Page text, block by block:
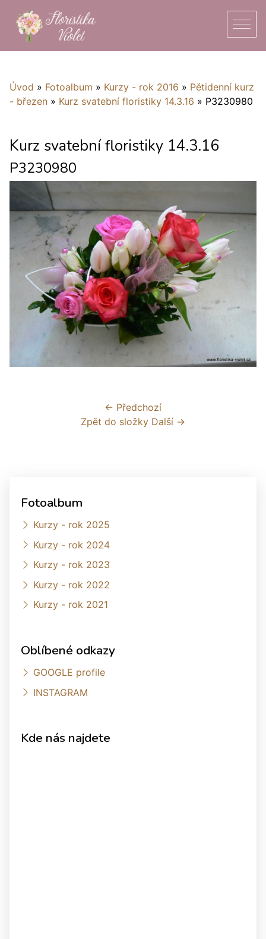
Úvod » Fotoalbum » Kurzy - rok 2016 » Pětidenní kurz
- březen » Kurz svatební floristiky 14.3.16 » P3230980
Kurz svatební floristiky 14.3.16
P3230980
← Předchozí
Zpět do složky Další →
Fotoalbum
Kurzy - rok 2025
Kurzy - rok 2024
Kurzy - rok 2023
Kurzy - rok 2022
Kurzy - rok 2021
Oblíbené odkazy
GOOGLE profile
INSTAGRAM
Kde nás najdete